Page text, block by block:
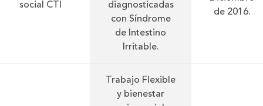
social CTI
diagnosticadas
con Síndrome
de Intestino
Irritable.
de 2016.
Trabajo Flexible
y bienestar